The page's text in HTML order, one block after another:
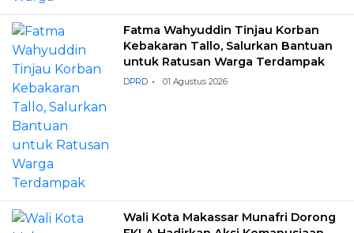
Fatma Wahyuddin Tinjau Korban
Kebakaran Tallo, Salurkan Bantuan
untuk Ratusan Warga Terdampak
DPRD 01 Agustus 2026
Wali Kota Makassar Munafri Dorong